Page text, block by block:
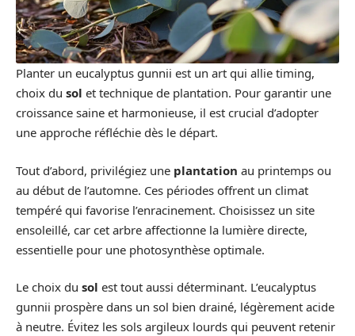
Planter un eucalyptus gunnii est un art qui allie timing,
choix du sol et technique de plantation. Pour garantir une
croissance saine et harmonieuse, il est crucial d’adopter
une approche réfléchie dès le départ.
Tout d’abord, privilégiez une plantation au printemps ou
au début de l’automne. Ces périodes offrent un climat
tempéré qui favorise l’enracinement. Choisissez un site
ensoleillé, car cet arbre affectionne la lumière directe,
essentielle pour une photosynthèse optimale.
Le choix du sol est tout aussi déterminant. L’eucalyptus
gunnii prospère dans un sol bien drainé, légèrement acide
à neutre. Évitez les sols argileux lourds qui peuvent retenir